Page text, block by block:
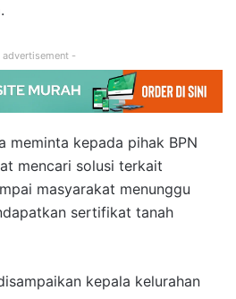
advertisement -
meminta kepada pihak BPN
mencari solusi terkait
masyarakat menunggu
sertifikat tanah
kepala kelurahan